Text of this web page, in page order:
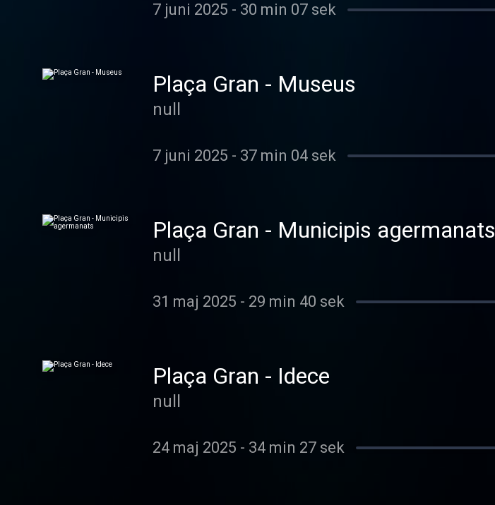
7 juni 2025 - 30 min 07 sek
Plaça Gran - Museus
null
7 juni 2025 - 37 min 04 sek
Plaça Gran - Municipis agermanats
null
31 maj 2025 - 29 min 40 sek
Plaça Gran - Idece
null
24 maj 2025 - 34 min 27 sek